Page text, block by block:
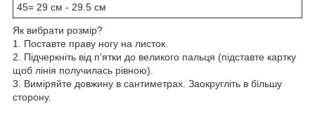
45= 29 см - 29.5 см
Як вибрати розмір?
1. Поставте праву ногу на листок.
2. Підчеркніть від п'ятки до великого пальця (підставте картку
щоб лінія получилась рівною).
3. Виміряйте довжину в сантиметрах. Заокругліть в більшу
сторону.